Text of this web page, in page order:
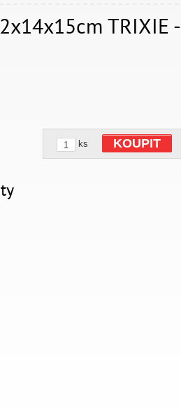
TRIXIE
ks KOUPIT